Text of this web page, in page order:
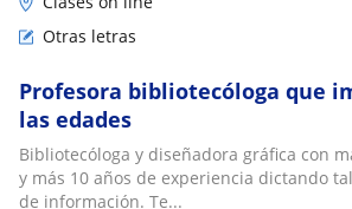
Otras letras
Profesora bibliotecóloga que
las edades
Bibliotecóloga y diseñadora gráfica con
y más 10 años de experiencia dictando
de información. Te...